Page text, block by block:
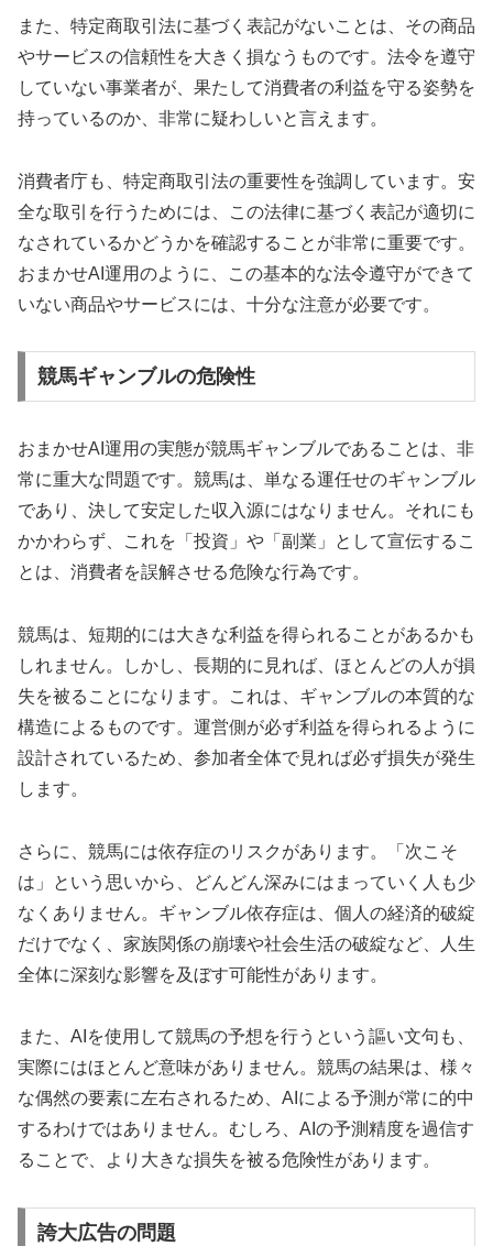
また、特定商取引法に基づく表記がないことは、その商品
やサービスの信頼性を大きく損なうものです。法令を遵守
していない事業者が、果たして消費者の利益を守る姿勢を
持っているのか、非常に疑わしいと言えます。
消費者庁も、特定商取引法の重要性を強調しています。安
全な取引を行うためには、この法律に基づく表記が適切に
なされているかどうかを確認することが非常に重要です。
おまかせAI運用のように、この基本的な法令遵守ができて
いない商品やサービスには、十分な注意が必要です。
競馬ギャンブルの危険性
おまかせAI運用の実態が競馬ギャンブルであることは、非
常に重大な問題です。競馬は、単なる運任せのギャンブル
であり、決して安定した収入源にはなりません。それにも
かかわらず、これを「投資」や「副業」として宣伝するこ
とは、消費者を誤解させる危険な行為です。
競馬は、短期的には大きな利益を得られることがあるかも
しれません。しかし、長期的に見れば、ほとんどの人が損
失を被ることになります。これは、ギャンブルの本質的な
構造によるものです。運営側が必ず利益を得られるように
設計されているため、参加者全体で見れば必ず損失が発生
します。
さらに、競馬には依存症のリスクがあります。「次こそ
は」という思いから、どんどん深みにはまっていく人も少
なくありません。ギャンブル依存症は、個人の経済的破綻
だけでなく、家族関係の崩壊や社会生活の破綻など、人生
全体に深刻な影響を及ぼす可能性があります。
また、AIを使用して競馬の予想を行うという謳い文句も、
実際にはほとんど意味がありません。競馬の結果は、様々
な偶然の要素に左右されるため、AIによる予測が常に的中
するわけではありません。むしろ、AIの予測精度を過信す
ることで、より大きな損失を被る危険性があります。
誇大広告の問題